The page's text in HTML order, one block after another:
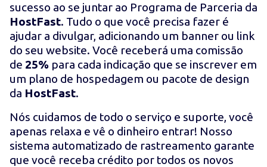
sucesso ao se juntar ao Programa de Parceria da
HostFast. Tudo o que você precisa fazer é
ajudar a divulgar, adicionando um banner ou link
do seu website. Você receberá uma comissão
de 25% para cada indicação que se inscrever em
um plano de hospedagem ou pacote de design
da HostFast.
Nós cuidamos de todo o serviço e suporte, você
apenas relaxa e vê o dinheiro entrar! Nosso
sistema automatizado de rastreamento garante
que você receba crédito por todos os novos